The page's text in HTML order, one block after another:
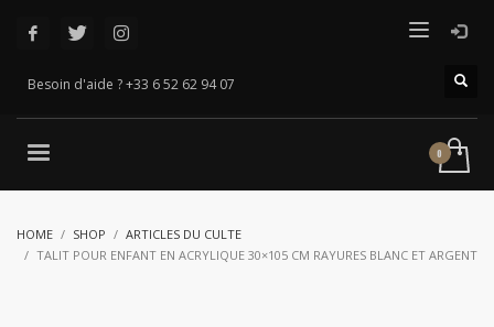
Besoin d'aide ? +33 6 52 62 94 07
HOME SHOP
ARTICLES DU CULTE
TALIT POUR ENFANT EN ACRYLIQUE 30×105 CM RAYURES BLANC ET ARGENT